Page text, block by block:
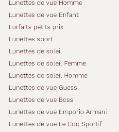
Lunettes de vue Homme
Lunettes de vue Enfant
Forfaits petits prix
Lunettes sport
Lunettes de soleil
Lunettes de soleil Femme
Lunettes de soleil Homme
Lunettes de vue Guess
Lunettes de vue Boss
Lunettes de vue Emporio Armani
Lunettes de vue Le Coq Sportif